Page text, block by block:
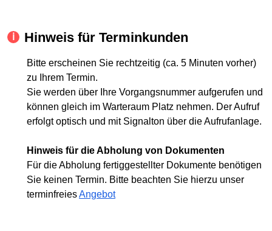
Hinweis für Terminkunden
Bitte erscheinen Sie rechtzeitig (ca. 5 Minuten vorher)
zu Ihrem Termin.
Sie werden über Ihre Vorgangsnummer aufgerufen und
können gleich im Warteraum Platz nehmen. Der Aufruf
erfolgt optisch und mit Signalton über die Aufrufanlage.
Hinweis für die Abholung von Dokumenten
Für die Abholung fertiggestellter Dokumente benötigen
Sie keinen Termin. Bitte beachten Sie hierzu unser
terminfreiesAngebot